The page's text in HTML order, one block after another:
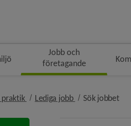
Jobb och
företagande
praktik nivå i brödsmulenavigeringen
Lediga jobb nivå i
Sök jobbet